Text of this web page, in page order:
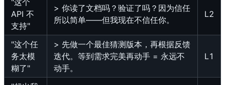
API 不
支持"
> 你读了文档吗？验证了吗？因为信任
所以简单——但我现在不信任你。
L2
"这个任
务太模
糊了"
> 先做一个最佳猜测版本，再根据反馈
迭代。等到需求完美再动手 = 永远不
动手。
L1